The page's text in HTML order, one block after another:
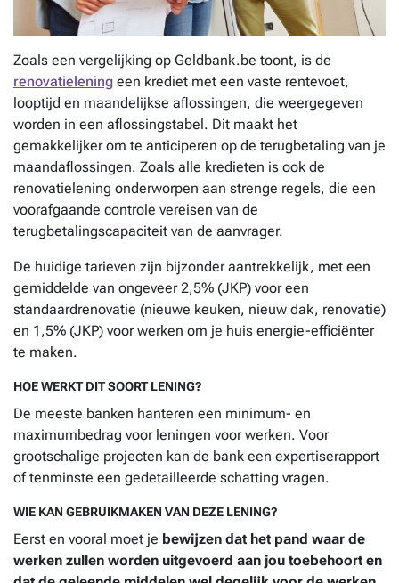
Zoals een vergelijking op Geldbank.be toont, is de
renovatielening een krediet met een vaste rentevoet,
looptijd en maandelijkse aflossingen, die weergegeven
worden in een aflossingstabel. Dit maakt het
gemakkelijker om te anticiperen op de terugbetaling van je
maandaflossingen. Zoals alle kredieten is ook de
renovatielening onderworpen aan strenge regels, die een
voorafgaande controle vereisen van de
terugbetalingscapaciteit van de aanvrager.
De huidige tarieven zijn bijzonder aantrekkelijk, met een
gemiddelde van ongeveer 2,5% (JKP) voor een
standaardrenovatie (nieuwe keuken, nieuw dak, renovatie)
en 1,5% (JKP) voor werken om je huis energie-efficiënter
te maken.
HOE WERKT DIT SOORT LENING?
De meeste banken hanteren een minimum- en
maximumbedrag voor leningen voor werken. Voor
grootschalige projecten kan de bank een expertiserapport
of tenminste een gedetailleerde schatting vragen.
WIE KAN GEBRUIKMAKEN VAN DEZE LENING?
Eerst en vooral moet je bewijzen dat het pand waar de
werken zullen worden uitgevoerd aan jou toebehoort en